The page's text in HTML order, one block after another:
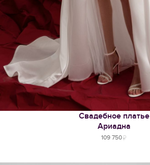
Свадебное платье
Ариадна
109 750